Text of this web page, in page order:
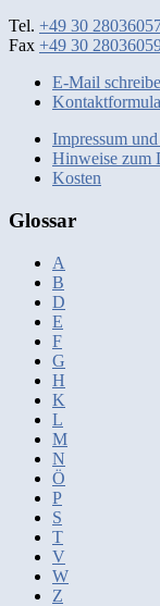
Tel. +49 30
Fax +49 30
E-Mail
Impressum
Hinweise zum
Kosten
Glossar
A
B
D
E
F
G
H
K
L
M
N
Ö
P
S
T
V
W
Z